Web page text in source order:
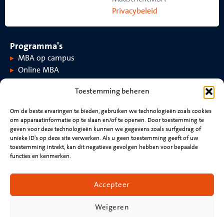
Toestemming beheren
Om de beste ervaringen te bieden, gebruiken we technologieën zoals cookies
om apparaatinformatie op te slaan en/of te openen. Door toestemming te
geven voor deze technologieën kunnen we gegevens zoals surfgedrag of
unieke ID's op deze site verwerken. Als u geen toestemming geeft of uw
toestemming intrekt, kan dit negatieve gevolgen hebben voor bepaalde
functies en kenmerken.
Accepteer
Weigeren
Privacybeleid
Programma's
MBA op campus
Online MBA
Over MaastrichtMBA
Over MaastrichtMBA
Universiteit Maastricht
Rankings en accreditaties
Evenementen
Nieuws
Video's